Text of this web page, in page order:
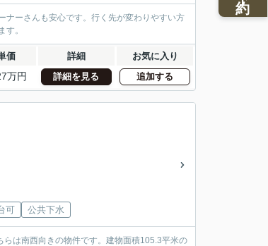
ナーさんも安心です。行く先が変わりやすい方
。
価 詳細 お気に入り
万円 詳細を見る 追加する
可 公共下水
は南西向きの物件です。建物面積105.3平米の